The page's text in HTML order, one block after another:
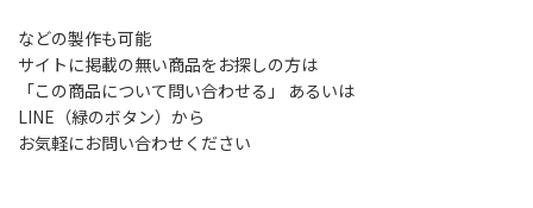
などの製作も可能
サイトに掲載の無い商品をお探しの方は
「この商品について問い合わせる」 あるいは
LINE（緑のボタン）から
お気軽にお問い合わせください